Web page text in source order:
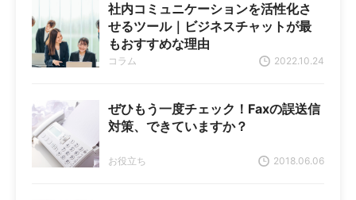
社内コミュニケーションを活性化さ
せるツール｜ビジネスチャットが最
もおすすめな理由
2022.10.24
コラム
ぜひもう一度チェック！Faxの誤送信
対策、できていますか？
2018.06.06
お役立ち